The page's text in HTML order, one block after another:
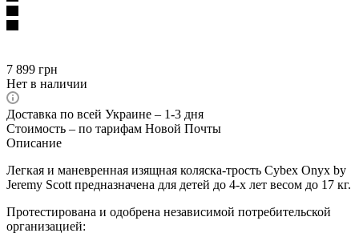
7 899 грн
Нет в наличии
Доставка по всей Украине – 1-3 дня
Стоимость – по тарифам Новой Почты
Описание
Легкая и маневренная изящная коляска-трость Cybex Onyx by
Jeremy Scott предназначена для детей до 4-х лет весом до 17 кг.
Протестирована и одобрена независимой потребительской
организацией: